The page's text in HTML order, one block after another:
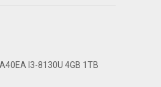
I3-8130U 4GB 1TB